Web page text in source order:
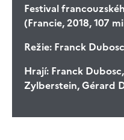
Festival
(Francie, 2018, 107
Režie: Franck Dubosc
Hrají: Franck
Zylberstein, Gérard